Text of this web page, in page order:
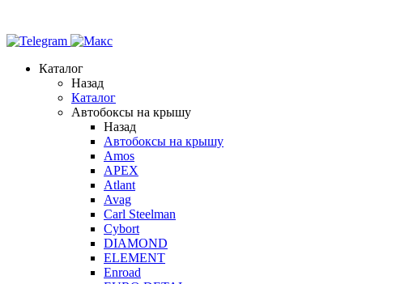
Каталог
Назад
Каталог
Автобоксы на крышу
Назад
Автобоксы на крышу
Amos
APEX
Atlant
Avag
Carl Steelman
Cybort
DIAMOND
ELEMENT
Enroad